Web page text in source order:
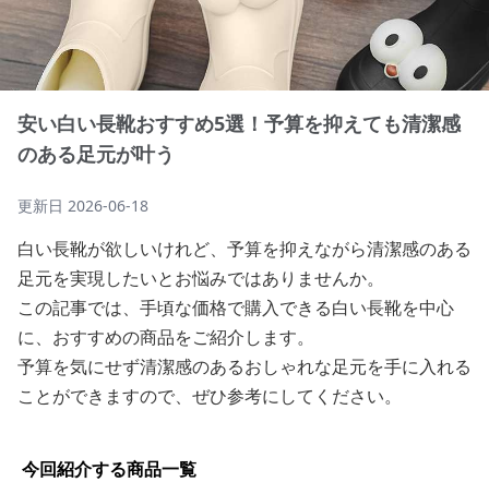
安い白い長靴おすすめ5選！予算を抑えても清潔感
のある足元が叶う
更新日 2026-06-18
白い長靴が欲しいけれど、予算を抑えながら清潔感のある
足元を実現したいとお悩みではありませんか。
この記事では、手頃な価格で購入できる白い長靴を中心
に、おすすめの商品をご紹介します。
予算を気にせず清潔感のあるおしゃれな足元を手に入れる
ことができますので、ぜひ参考にしてください。
今回紹介する商品一覧